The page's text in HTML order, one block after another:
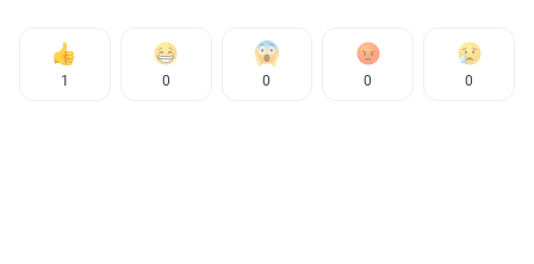
1 0 0 0 0